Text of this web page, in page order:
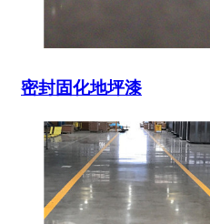
密封固化地坪漆